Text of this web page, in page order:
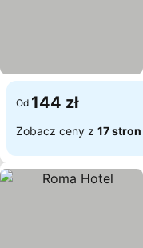
Od 144 zł
Zobacz ceny z 17 stron